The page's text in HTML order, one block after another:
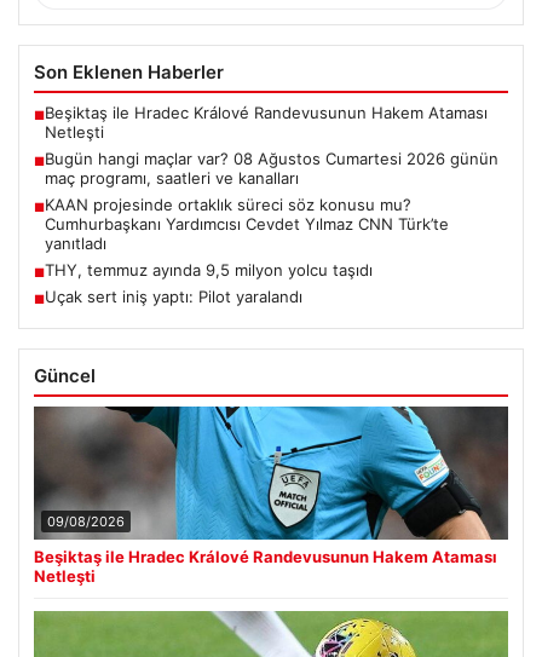
Son Eklenen Haberler
■Beşiktaş ile Hradec Králové Randevusunun Hakem Ataması
Netleşti
■Bugün hangi maçlar var? 08 Ağustos Cumartesi 2026 günün
maç programı, saatleri ve kanalları
■KAAN projesinde ortaklık süreci söz konusu mu?
Cumhurbaşkanı Yardımcısı Cevdet Yılmaz CNN Türk’te
yanıtladı
■THY, temmuz ayında 9,5 milyon yolcu taşıdı
■Uçak sert iniş yaptı: Pilot yaralandı
Güncel
09/08/2026
Beşiktaş ile Hradec Králové Randevusunun Hakem Ataması
Netleşti